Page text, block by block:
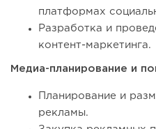
платформах
Разработка и
контент-маркетинга.
Медиа-планирование и
Планирование и
рекламы.